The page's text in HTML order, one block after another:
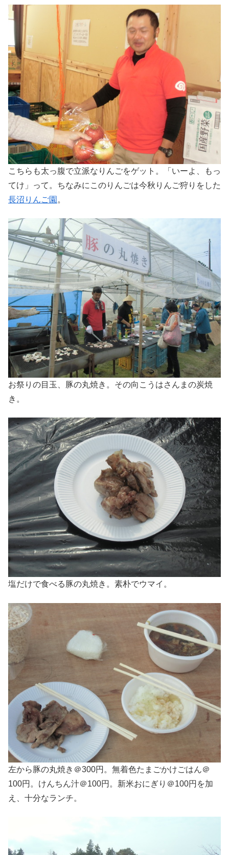
こちらも太っ腹で立派なりんごをゲット。「いーよ、もっ
てけ」って。ちなみにこのりんごは今秋りんご狩りをした
長沼りんご園 。
お祭りの目玉、豚の丸焼き。その向こうはさんまの炭焼
き。
塩だけで食べる豚の丸焼き。素朴でウマイ。
左から豚の丸焼き＠300円。無着色たまごかけごはん＠
100円。けんちん汁＠100円。新米おにぎり＠100円を加
え、十分なランチ。